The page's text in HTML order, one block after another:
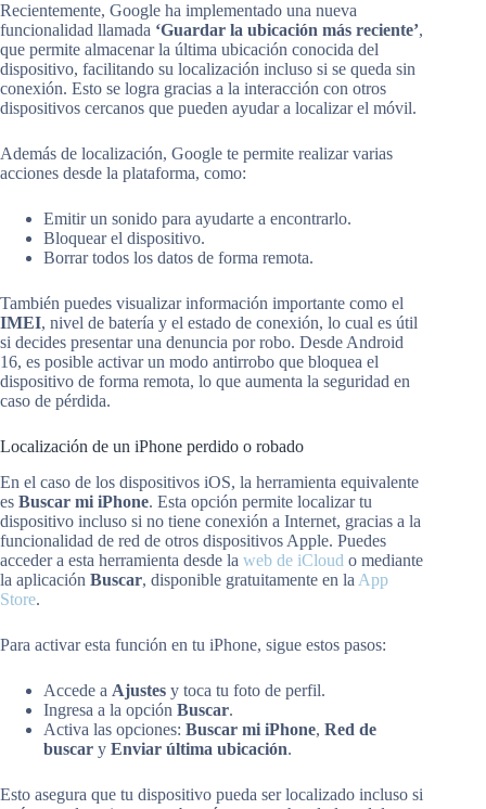
Recientemente, Google ha implementado una nueva
funcionalidad llamada ‘Guardar la ubicación más reciente’,
que permite almacenar la última ubicación conocida del
dispositivo, facilitando su localización incluso si se queda sin
conexión. Esto se logra gracias a la interacción con otros
dispositivos cercanos que pueden ayudar a localizar el móvil.
Además de localización, Google te permite realizar varias
acciones desde la plataforma, como:
Emitir un sonido para ayudarte a encontrarlo.
Bloquear el dispositivo.
Borrar todos los datos de forma remota.
También puedes visualizar información importante como el
IMEI, nivel de batería y el estado de conexión, lo cual es útil
si decides presentar una denuncia por robo. Desde Android
16, es posible activar un modo antirrobo que bloquea el
dispositivo de forma remota, lo que aumenta la seguridad en
caso de pérdida.
Localización de un iPhone perdido o robado
En el caso de los dispositivos iOS, la herramienta equivalente
es Buscar mi iPhone. Esta opción permite localizar tu
dispositivo incluso si no tiene conexión a Internet, gracias a la
funcionalidad de red de otros dispositivos Apple. Puedes
acceder a esta herramienta desde la web de iCloud o mediante
la aplicación Buscar, disponible gratuitamente en la App
Store.
Para activar esta función en tu iPhone, sigue estos pasos:
Accede a Ajustes y toca tu foto de perfil.
Ingresa a la opción Buscar.
Activa las opciones: Buscar mi iPhone, Red de
buscar y Enviar última ubicación.
Esto asegura que tu dispositivo pueda ser localizado incluso si